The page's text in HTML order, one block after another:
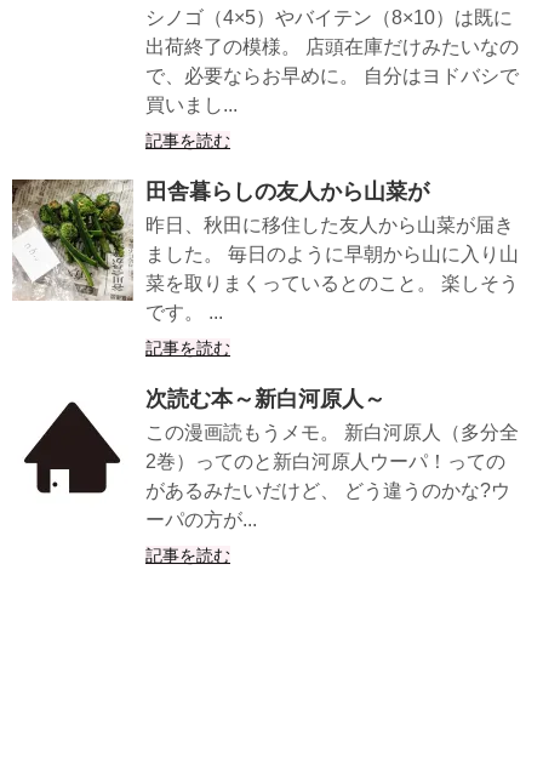
シノゴ（4×5）やバイテン（8×10）は既に
出荷終了の模様。 店頭在庫だけみたいなの
で、必要ならお早めに。 自分はヨドバシで
買いまし...
記事を読む
田舎暮らしの友人から山菜が
昨日、秋田に移住した友人から山菜が届き
ました。 毎日のように早朝から山に入り山
菜を取りまくっているとのこと。 楽しそう
です。 ...
記事を読む
次読む本～新白河原人～
この漫画読もうメモ。 新白河原人（多分全
2巻）ってのと新白河原人ウーパ！っての
があるみたいだけど、 どう違うのかな?ウ
ーパの方が...
記事を読む